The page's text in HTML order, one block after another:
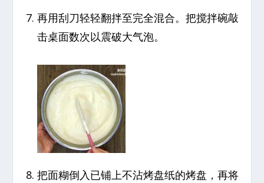
再用刮刀轻轻翻拌至完全混合。把搅拌碗敲
击桌面数次以震破大气泡。
把面糊倒入已铺上不沾烤盘纸的烤盘，再将